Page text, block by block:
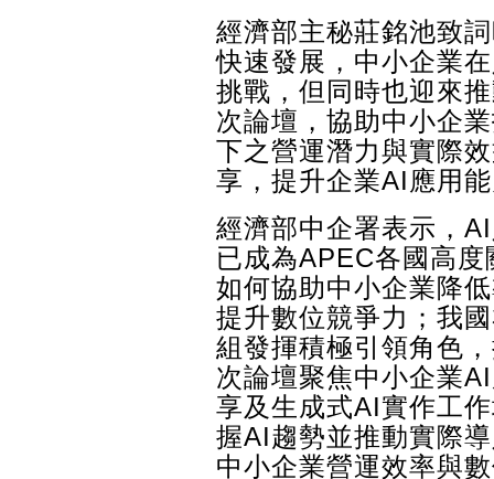
經濟部主秘莊銘池致
快速發展，中小企業
挑戰，但同時也迎來
次論壇，協助中小企
下之營運潛力與實際
享，提升企業AI應用
經濟部中企署表示，
已成為APEC各國高
如何協助中小企業降
提升數位競爭力；我
組發揮積極引領角色
次論壇聚焦中小企業
享及生成式AI實作工
握AI趨勢並推動實際
中小企業營運效率與